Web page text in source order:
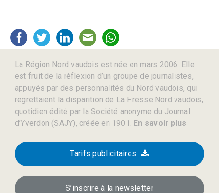
La Région Nord vaudois est née en mars 2006. Elle
est fruit de la réflexion d’un groupe de journalistes,
appuyés par des personnalités du Nord vaudois, qui
regrettaient la disparition de La Presse Nord vaudois,
quotidien édité par la Société anonyme du Journal
d’Yverdon (SAJY), créée en 1901. En savoir plus
Tarifs publicitaires
S’inscrire à la newsletter